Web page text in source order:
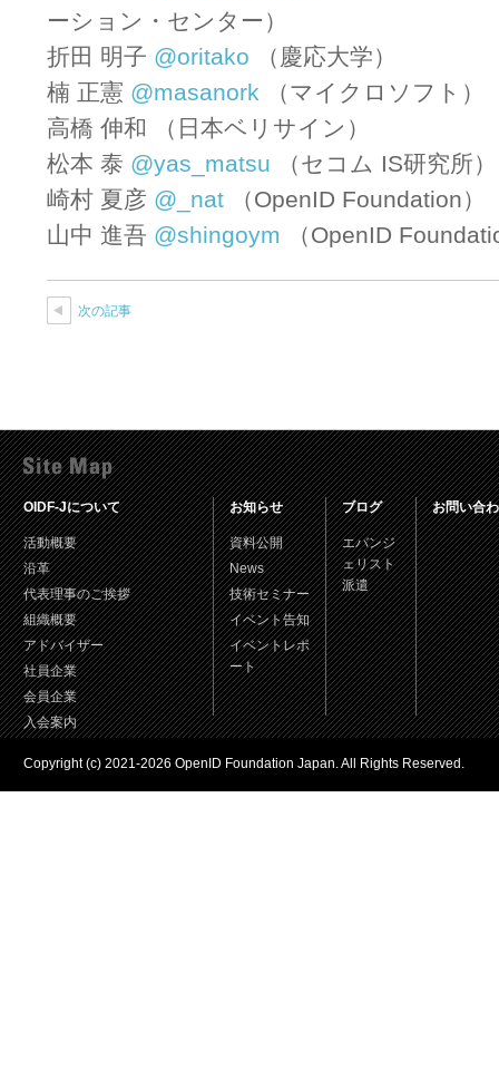
ーション・センター）
折田 明子 @oritako （慶応大学）
楠 正憲 @masanork （マイクロソフト）
高橋 伸和 （日本ベリサイン）
松本 泰 @yas_matsu （セコム IS研究所）
崎村 夏彦 @_nat （OpenID Foundation）
山中 進吾 @shingoym （OpenID
次の記事
OIDF-Jについて
活動概要
沿革
代表理事のご挨拶
組織概要
アドバイザー
社員企業
会員企業
入会案内
お知らせ
資料公開
News
技術セミナー
イベント告知
イベントレポ
ート
ブログ
エバンジ
ェリスト
派遣
お問い合
Copyright (c) 2021-2026 OpenID Foundation Japan. All Rights Reserved.